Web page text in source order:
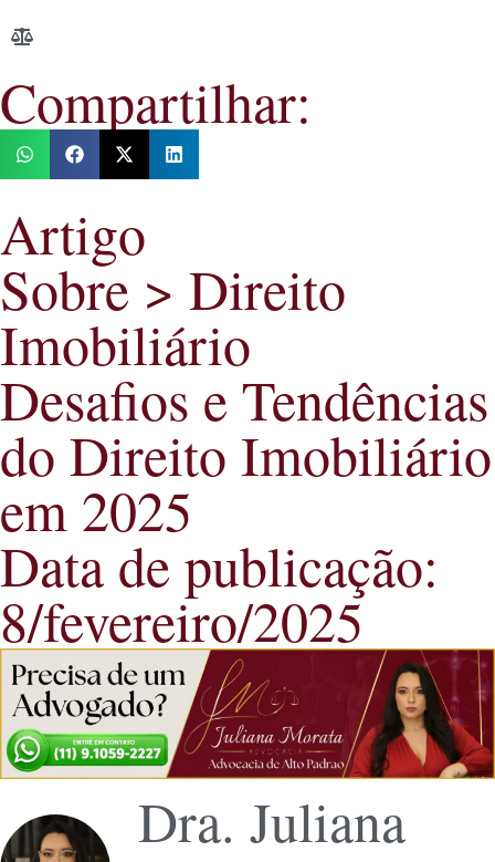
Compartilhar:
Artigo
Sobre > Direito
Imobiliário
Desafios e Tendências
do Direito Imobiliário
em 2025
Data de publicação:
8/fevereiro/2025
Dra. Juliana